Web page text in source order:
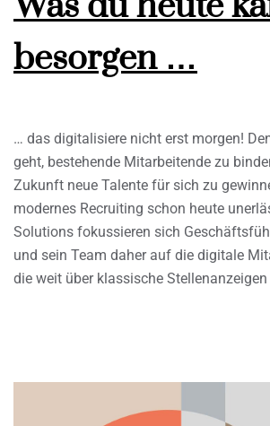
besorgen …
… das digitalisiere nicht erst morgen!
geht, bestehende Mitarbeitende zu
Zukunft neue Talente für sich zu
modernes Recruiting schon heute
Solutions fokussieren sich
und sein Team daher auf die digitale
die weit über klassische